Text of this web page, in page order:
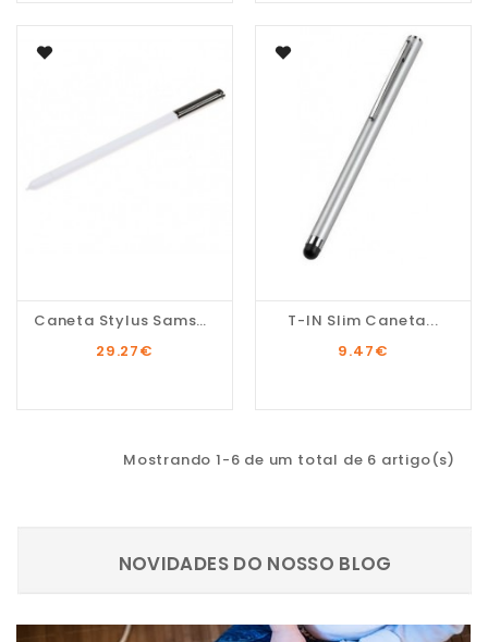
Caneta Stylus Samsung...
29.27€
T-IN Slim Caneta...
9.47€
Mostrando 1-6 de um total de 6 artigo(s)
NOVIDADES DO NOSSO BLOG